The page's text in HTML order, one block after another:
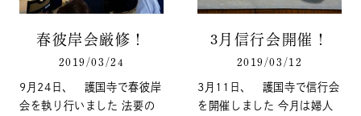
春彼岸会厳修！
2019/03/24
9月24日、 護国寺で春彼岸
会を執り行いました 法要の
3月信行会開催！
2019/03/12
3月11日、 護国寺で信行会
を開催しました 今月は婦人